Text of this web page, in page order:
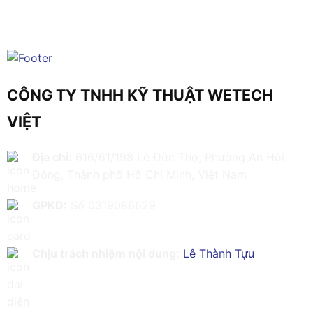
CÔNG TY TNHH KỸ THUẬT WETECH
VIỆT
Lê Thành Tựu